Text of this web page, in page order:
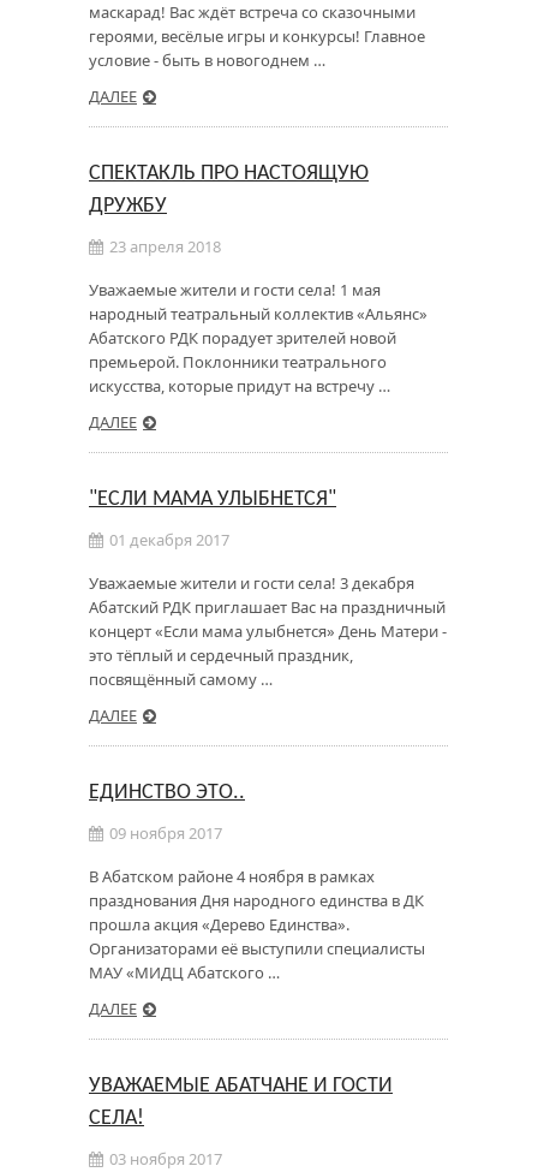
маскарад! Вас ждёт встреча со сказочными
героями, весёлые игры и конкурсы! Главное
условие - быть в новогоднем …
ДАЛЕЕ
СПЕКТАКЛЬ ПРО НАСТОЯЩУЮ
ДРУЖБУ
23 апреля 2018
Уважаемые жители и гости села! 1 мая
народный театральный коллектив «Альянс»
Абатского РДК порадует зрителей новой
премьерой. Поклонники театрального
искусства, которые придут на встречу …
ДАЛЕЕ
"ЕСЛИ МАМА УЛЫБНЕТСЯ"
01 декабря 2017
Уважаемые жители и гости села! 3 декабря
Абатский РДК приглашает Вас на праздничный
концерт «Если мама улыбнется» День Матери -
это тёплый и сердечный праздник,
посвящённый самому …
ДАЛЕЕ
ЕДИНСТВО ЭТО..
09 ноября 2017
В Абатском районе 4 ноября в рамках
празднования Дня народного единства в ДК
прошла акция «Дерево Единства».
Организаторами её выступили специалисты
МАУ «МИДЦ Абатского …
ДАЛЕЕ
УВАЖАЕМЫЕ АБАТЧАНЕ И ГОСТИ
СЕЛА!
03 ноября 2017